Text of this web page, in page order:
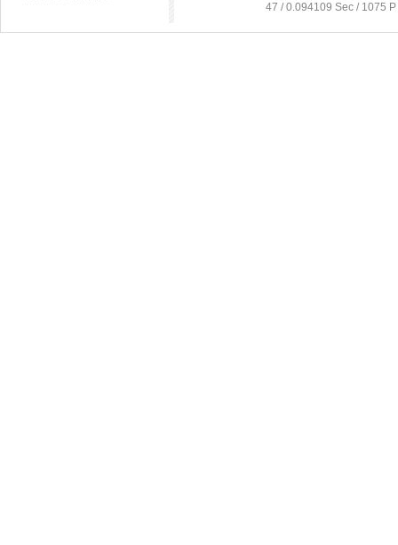
47 / 0.094109 Sec / 1075